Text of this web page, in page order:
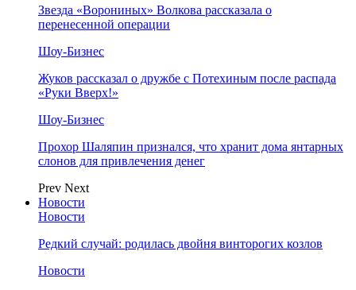
Звезда «Ворониных» Волкова рассказала о
перенесенной операции
Шоу-Бизнес
Жуков рассказал о дружбе с Потехиным после распада
«Руки Вверх!»
Шоу-Бизнес
Прохор Шаляпин признался, что хранит дома янтарных
слонов для привлечения денег
Prev Next
Новости
Новости
Редкий случай: родилась двойня винторогих козлов
Новости